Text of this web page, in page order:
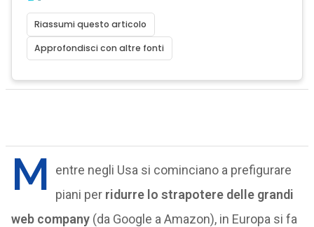
Riassumi questo articolo
Approfondisci con altre fonti
M
entre negli Usa si cominciano a prefigurare
piani per ridurre lo strapotere delle grandi
web company(da Google a Amazon), in Europa si fa